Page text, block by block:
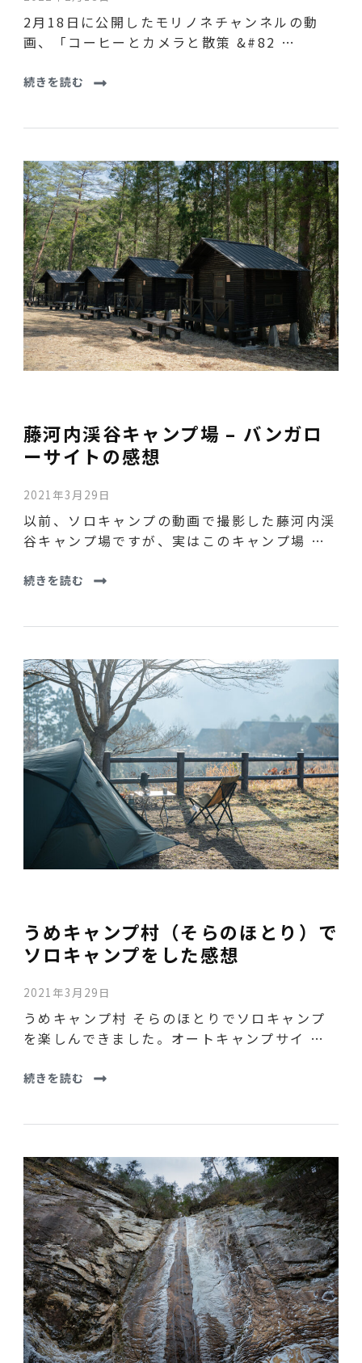
2月18日に公開したモリノネチャンネルの動
画、「コーヒーとカメラと散策 &#82 …
続きを読む
藤河内渓谷キャンプ場 – バンガロ
ーサイトの感想
2021年3月29日
以前、ソロキャンプの動画で撮影した藤河内渓
谷キャンプ場ですが、実はこのキャンプ場 …
続きを読む
うめキャンプ村（そらのほとり）で
ソロキャンプをした感想
2021年3月29日
うめキャンプ村 そらのほとりでソロキャンプ
を楽しんできました。オートキャンプサイ …
続きを読む